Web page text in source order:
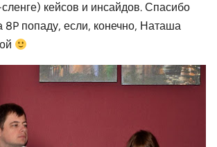
кейсов и инсайдов. Спасибо
8P попаду, если, конечно, Наташа